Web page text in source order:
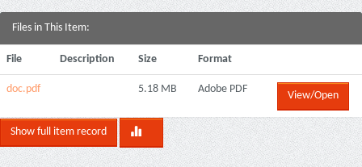
Files in This Item:
File Description Size Format
doc.pdf 5.18 MB Adobe PDF
View/Open
Show full item record